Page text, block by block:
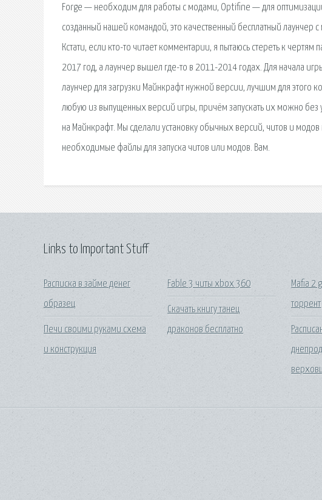
Forge — необходим для работы с модами, Optifine — для
созданный нашей командой, это качественный бесплатный лаунчер
Кстати, если кто-то читает комментарии, я пытаюсь стереть к
2017 год, а лаунчер вышел где-то в 2011-2014 годах. Для начала
лаунчер для загрузки Майнкрафт нужной версии, лучшим для этого
любую из выпущенных версий игры, причём запускать их можно
на Майнкрафт. Мы сделали установку обычных версий, читов и
необходимые файлы для запуска читов или модов. Вам.
Links to Important Stuff
Расписка в займе денег
образец
Печи своими руками схема
и конструкция
Fable 3 читы xbox 360
Скачать книгу танец
драконов бесплатно
Mafia 2
торрент